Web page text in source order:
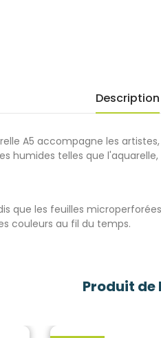
Description
A5 accompagne les
humides telles que
que les feuilles
couleurs au fil du temps.
Produit